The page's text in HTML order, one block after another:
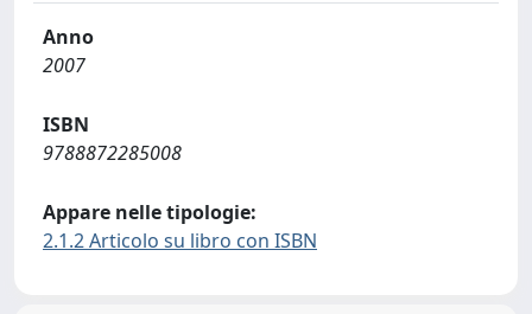
Anno
2007
ISBN
9788872285008
Appare nelle tipologie:
2.1.2 Articolo su libro con ISBN